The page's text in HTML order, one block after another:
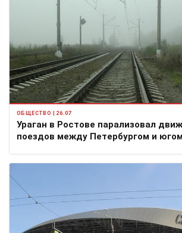
ОБЩЕСТВО | 26.07
Ураган в Ростове парализовал
поездов между Петербургом и